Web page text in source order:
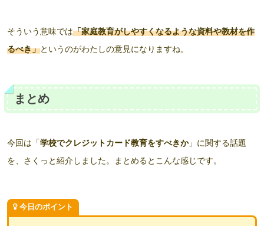
そういう意味では「家庭教育がしやすくなるような資料や教材を作
るべき」というのがわたしの意見になりますね。
まとめ
今回は「学校でクレジットカード教育をすべきか」に関する話題
を、さくっと紹介しました。まとめるとこんな感じです。
今日のポイント